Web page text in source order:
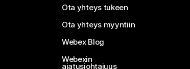
Ota yhteys tukeen
Ota yhteys myyntiin
Webex Blog
Webexin
ajatusjohtajuus